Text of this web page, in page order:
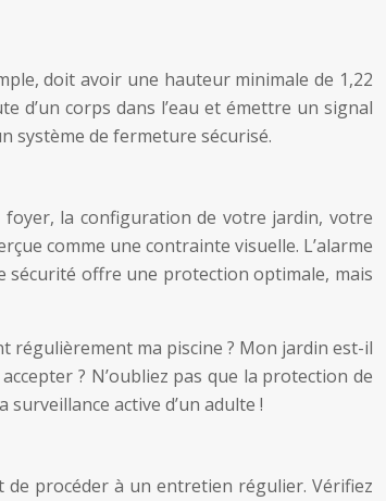
doit avoir une hauteur minimale de 1,22
d’un corps dans l’eau et émettre un signal
système de fermeture sécurisé.
la configuration de votre jardin, votre
comme une contrainte visuelle. L’alarme
sécurité offre une protection optimale, mais
régulièrement ma piscine ? Mon jardin est-il
? N’oubliez pas que la protection de
active d’un adulte !
de procéder à un entretien régulier. Vérifiez